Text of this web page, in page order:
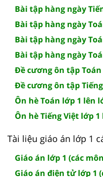
Bài tập hàng ngày
Bài tập hàng ngày
Bài tập hàng ngày
Bài tập hàng ngày
Đề cương ôn tập Toán
Đề cương ôn tập
Ôn hè Toán lớp 1 lên
Ôn hè Tiếng Việt lớp
Tài liệu giáo án lớp 1
Giáo án lớp 1 (các
Giáo án điện tử lớp 1